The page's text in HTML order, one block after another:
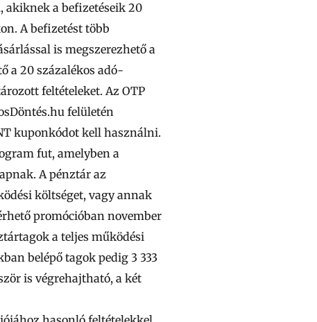
akiknek a befizetéseik 20
A befizetést több
is megszerezhető a
a 20 százalékos adó-
feltételeket. Az OTP
felületén
kuponkódot kell használni.
fut, amelyben a
A pénztár az
költséget, vagy annak
promócióban november
a teljes működési
belépő tagok pedig 3 333
is végrehajtható, a két